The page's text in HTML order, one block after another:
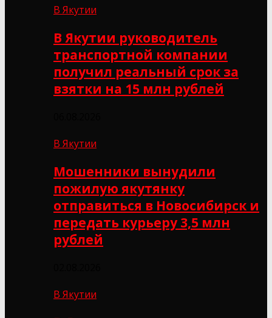
В Якутии
В Якутии руководитель
транспортной компании
получил реальный срок за
взятки на 15 млн рублей
В Якутии
Мошенники вынудили
пожилую якутянку
отправиться в Новосибирск и
передать курьеру 3,5 млн
рублей
В Якутии